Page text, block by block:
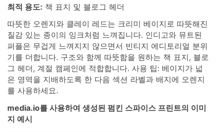
최적 용도: 책 표지 및 블로그 헤더
따뜻한 오렌지와 클레이 레드는 크리미 베이지로 따뜻해진
질감 있는 종이의 잉크처럼 느껴집니다. 인디고와 뮤트된
퍼플은 무겁게 느껴지지 않으면서 빈티지 에디토리얼 분위
기를 더합니다. 구조와 함께 따뜻함을 원하는 책 표지, 블로
그 헤더, 계절 캠페인에 적합합니다. 사용 팁: 베이지가 넓
은 영역을 지배하도록 한 다음 섹션 라벨과 배지에 오렌지
를 사용하세요.
media.io를 사용하여 생성된 펌킨 스파이스 프린트의 이미
지 예시